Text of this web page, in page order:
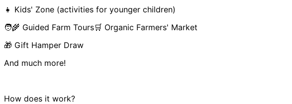
👧 Kids' Zone (activities for younger children)
🧑‍🌾 Guided Farm Tours🛒 Organic Farmers' Market
🎁 Gift Hamper Draw
And much more!
How does it work?